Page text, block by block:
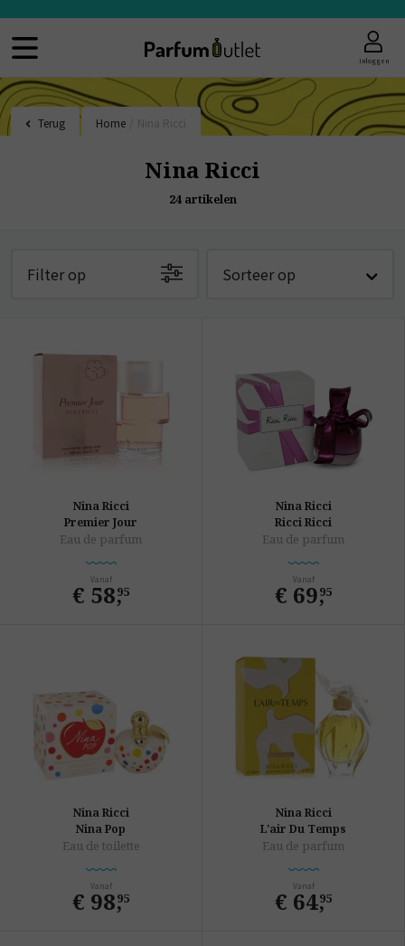
Inloggen
Terug Home
Nina Ricci
24 artikelen
Filter op Sorteer op
Nina Ricci
Premier Jour
Eau de parfum
Vanaf
€ 58,
95
Nina Ricci
Ricci Ricci
Eau de parfum
Vanaf
€ 69,
95
Nina Ricci
Nina Pop
Eau de toilette
Vanaf
€ 98,
95
Nina Ricci
L'air Du Temps
Eau de parfum
Vanaf
€ 64,
95